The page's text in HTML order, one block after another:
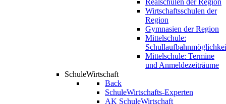
Realschulen der Region
Wirtschaftsschulen der
Region
Gymnasien der Region
Mittelschule:
Mittelschule: Termine
und Anmeldezeiträume
SchuleWirtschaft
Back
SchuleWirtschafts-Experten
AK SchuleWirtschaft